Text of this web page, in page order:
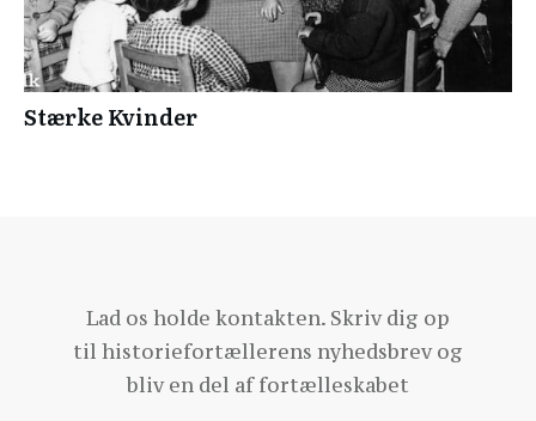
Stærke Kvinder
Lad os holde kontakten. Skriv dig op
til historiefortællerens nyhedsbrev og
bliv en del af fortælleskabet